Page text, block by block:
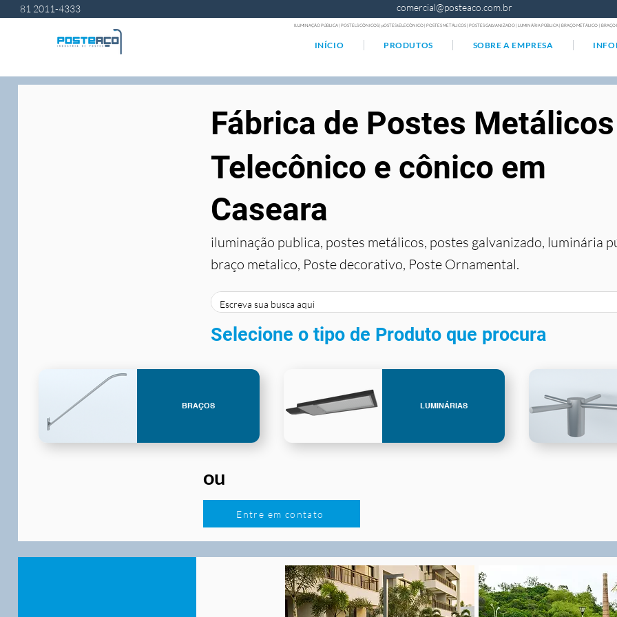
81 2011-4333 comercial@posteaco.com.br
ILUMINAÇÃO PÚBLICA | POSTELS CÔNICOS | pOSTES tELECÔNICO | POSTES METÁLICOS | POSTES GALVANIZADO | LUMINÁRIA PÚBLICA | BRAÇO METÁLICO |
INÍCIO PRODUTOS SOBRE A EMPRESA
Caseara
Fábrica de Postes Metálicos
Telecônico e cônico em
iluminação publica, postes metálicos, postes galvanizado, luminária
braço metalico, Poste decorativo, Poste Ornamental.
Selecione o tipo de Produto que procura
BRAÇOS LUMINÁRIAS
ou
Entre em contato